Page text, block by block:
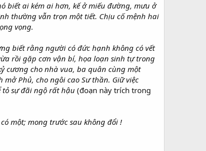
biết ai kém ai hơn, kế ở miếu đường, mưu ở
thường vẫn trọn một tiết. Chịu cố mệnh hai
vọng.
biết rằng người có đức hạnh không có vết
rồi gặp cơn vận bí, họa loạn sinh tự trong
cương cho nhà vua, ba quân cùng một
Phủ, cho ngôi cao Sư thần. Giữ việc
tỏ sự đãi ngộ rất hậu (đoạn này trích trong
một; mong trước sau không đổi !